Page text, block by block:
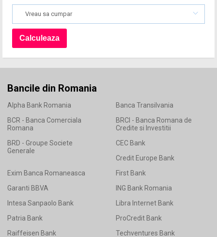
Vreau sa cumpar
Bancile din Romania
Alpha Bank Romania
Banca Transilvania
BCR - Banca Comerciala
Romana
BRCI - Banca Romana de
Credite si Investitii
BRD - Groupe Societe
Generale
CEC Bank
Credit Europe Bank
Exim Banca Romaneasca
First Bank
Garanti BBVA
ING Bank Romania
Intesa Sanpaolo Bank
Libra Internet Bank
Patria Bank
ProCredit Bank
Raiffeisen Bank
Techventures Bank